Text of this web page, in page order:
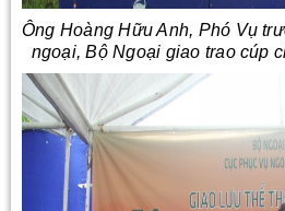
Ông Hoàng Hữu Anh, Phó Vụ
ngoại, Bộ Ngoại giao trao cúp